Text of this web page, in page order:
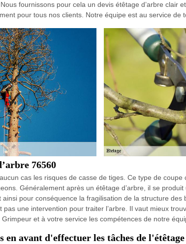
fournissons pour cela un devis étêtage d’arbre clair
pour tous nos clients. Notre équipe est au service de
76560
cas les risques de casse de tiges. Ce type de coupe
Généralement après un étêtage d’arbre, il se
ainsi pour conséquence la fragilisation de la structure des
pas une intervention pour traiter l’arbre. Il vaut mieux
et à votre service les compétences de notre
en avant d'effectuer les tâches de